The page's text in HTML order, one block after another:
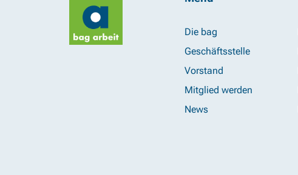
Die bag
Geschäftsstelle
Vorstand
Mitglied werden
News